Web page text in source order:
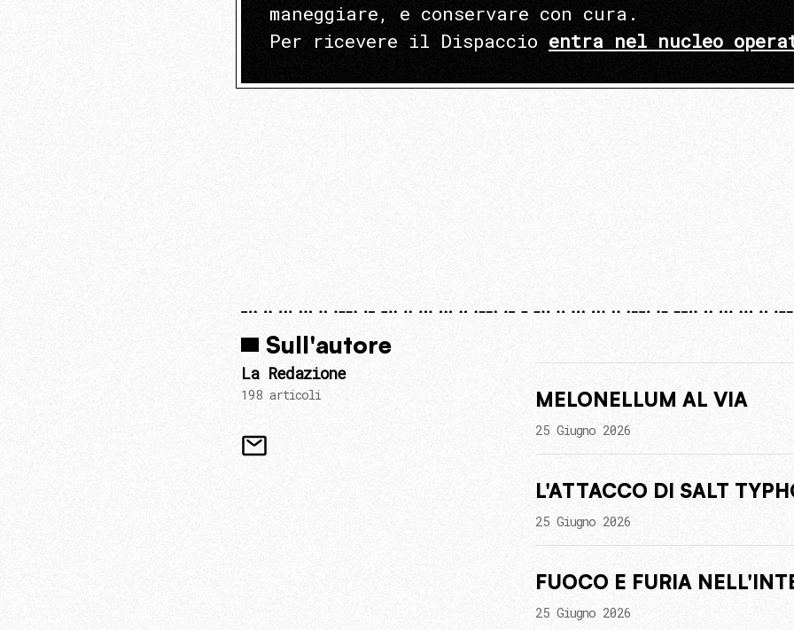
maneggiare, e conservare con cura.
Per ricevere il Dispaccio entra nel nucleo
Sull'autore
La Redazione
198 articoli MELONELLUM AL VIA
25 Giugno 2026
L'ATTACCO DI SALT
25 Giugno 2026
FUOCO E FURIA
25 Giugno 2026